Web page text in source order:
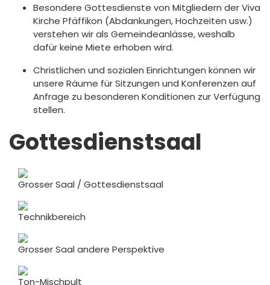
Besondere Gottesdienste von Mitgliedern der Viva
Kirche Pfäffikon (Abdankungen, Hochzeiten usw.)
verstehen wir als Gemeindeanlässe, weshalb
dafür keine Miete erhoben wird.
Christlichen und sozialen Einrichtungen können wir
unsere Räume für Sitzungen und Konferenzen auf
Anfrage zu besonderen Konditionen zur Verfügung
stellen.
Gottesdienstsaal
Grosser Saal / Gottesdienstsaal
Technikbereich
Grosser Saal andere Perspektive
Ton-Mischpult